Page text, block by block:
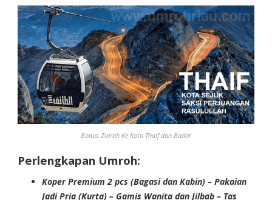
Bonus Ziarah Ke Kota Thaif dan Badar
Perlengkapan Umroh:
Koper Premium 2 pcs (Bagasi dan Kabin) – Pakaian
Jadi Pria (Kurta) – Gamis Wanita dan Jilbab – Tas